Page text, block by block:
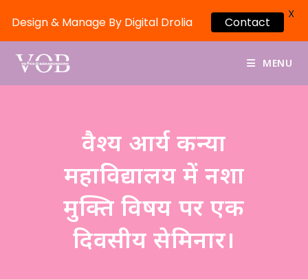
MENU
वैश्य आर्य कन्या
महाविद्यालय में नशा
मुक्ति विषय पर एक
दिवसीय सेमिनार।
Design & Manage By Digital Drolia Contact
X